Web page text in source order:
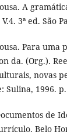
A
3ª ed. São
Para uma
da. (Org.).
novas
Sulina, 1996. p.
de
Belo